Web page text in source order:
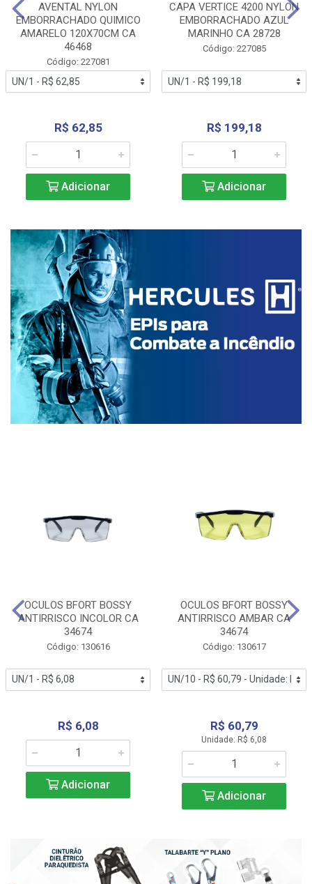
AVENTAL NYLON
EMBORRACHADO QUIMICO
AMARELO 120X70CM CA
46468
Código: 227081
R$ 62,85
Adicionar
CAPA VERTICE 4200 NYLON
EMBORRACHADO AZUL
MARINHO CA 28728
Código: 227085
R$ 199,18
Adicionar
OCULOS BFORT BOSSY
ANTIRRISCO INCOLOR CA
34674
Código: 130616
R$ 6,08
Adicionar
OCULOS BFORT BOSSY
ANTIRRISCO AMBAR CA
34674
Código: 130617
R$ 60,79
Unidade: R$ 6,08
Adicionar